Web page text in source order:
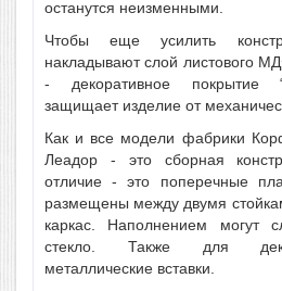
останутся неизменными.
Чтобы еще усилить
накладывают слой листового
- декоративное покрытие
защищает изделие от
Как и все модели фабрики
Леадор - это сборная
отличие - это поперечные
размещены между двумя
каркас. Наполнением могут
стекло. Также для
металлические вставки.